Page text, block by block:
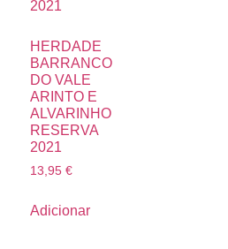
HERDADE
BARRANCO
DO VALE
ARINTO E
ALVARINHO
RESERVA
2021
13,95 €
Adicionar